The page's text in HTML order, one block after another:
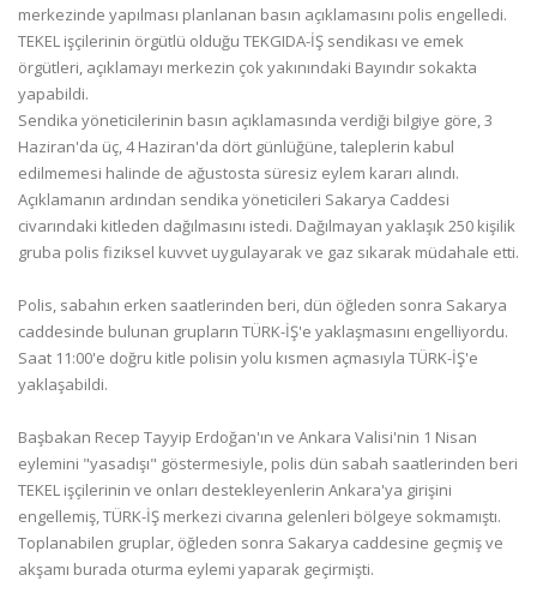
merkezinde yapılması planlanan basın açıklamasını polis engelledi.
TEKEL işçilerinin örgütlü olduğu TEKGIDA-İŞ sendikası ve emek
örgütleri, açıklamayı merkezin çok yakınındaki Bayındır sokakta
yapabildi.
Sendika yöneticilerinin basın açıklamasında verdiği bilgiye göre, 3
Haziran'da üç, 4 Haziran'da dört günlüğüne, taleplerin kabul
edilmemesi halinde de ağustosta süresiz eylem kararı alındı.
Açıklamanın ardından sendika yöneticileri Sakarya Caddesi
civarındaki kitleden dağılmasını istedi. Dağılmayan yaklaşık 250 kişilik
gruba polis fiziksel kuvvet uygulayarak ve gaz sıkarak müdahale etti.
Polis, sabahın erken saatlerinden beri, dün öğleden sonra Sakarya
caddesinde bulunan grupların TÜRK-İŞ'e yaklaşmasını engelliyordu.
Saat 11:00'e doğru kitle polisin yolu kısmen açmasıyla TÜRK-İŞ'e
yaklaşabildi.
Başbakan Recep Tayyip Erdoğan'ın ve Ankara Valisi'nin 1 Nisan
eylemini "yasadışı" göstermesiyle, polis dün sabah saatlerinden beri
TEKEL işçilerinin ve onları destekleyenlerin Ankara'ya girişini
engellemiş, TÜRK-İŞ merkezi civarına gelenleri bölgeye sokmamıştı.
Toplanabilen gruplar, öğleden sonra Sakarya caddesine geçmiş ve
akşamı burada oturma eylemi yaparak geçirmişti.